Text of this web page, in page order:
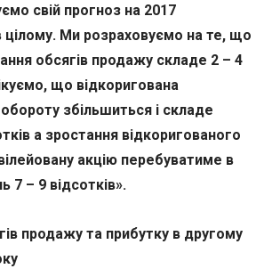
свій прогноз на 2017
цілому. Ми розраховуємо на те, що
обсягів продажу складе 2 – 4
що відкоригована
збільшиться і складе
а зростання відкоригованого
акцію перебуватиме в
7 – 9 відсотків».
продажу та прибутку в другому